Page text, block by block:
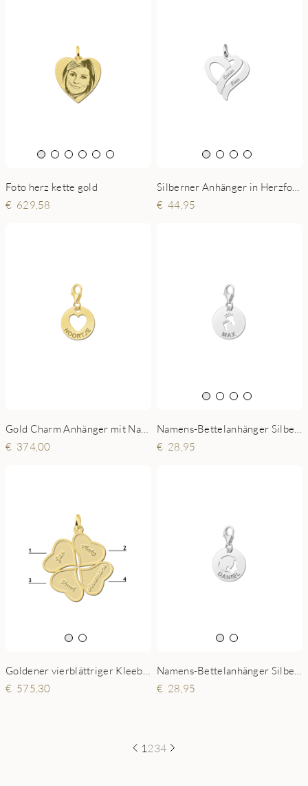
Foto herz kette gold
629,58
44,95
Gold Charm Anhänger mit Name - Herz
374,00
28,95
575,30
28,95
1 234